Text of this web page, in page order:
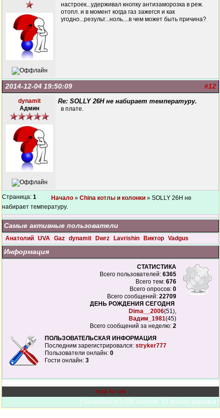
настроек...удерживал кнопку антизаморозка в реж.
отопл. и в момент когда газ зажегся и как
угодно...результ...ноль....в чем может быть причина?
#12
2014-12-04 19:50:09
dynamit
Админ
Re: SOLLY 26H не набирает температуру.
в плате.
Страница: 1 Начало » China котлы и колонки » SOLLY 26H не
набирает температуру.
Самые активные пользователи
Анатолий UVA Gaz dynamit Dwrz Lavrishin Виктор Vadgus
Информация
СТАТИСТИКА
Всего пользователей: 6365
Всего тем: 676
Всего опросов: 0
Всего сообщений: 22709
ДЕНЬ РОЖДЕНИЯ СЕГОДНЯ
Dima__2006(51),
Вадим_1981(45)
Всего сообщений за неделю: 2
ПОЛЬЗОВАТЕЛЬСКАЯ ИНФОРМАЦИЯ
Последним зарегистрировался: stryker777
Пользователи онлайн: 0
Гости онлайн: 3
map forum
[ Generated in 0.056 seconds, 33 queries executed ]